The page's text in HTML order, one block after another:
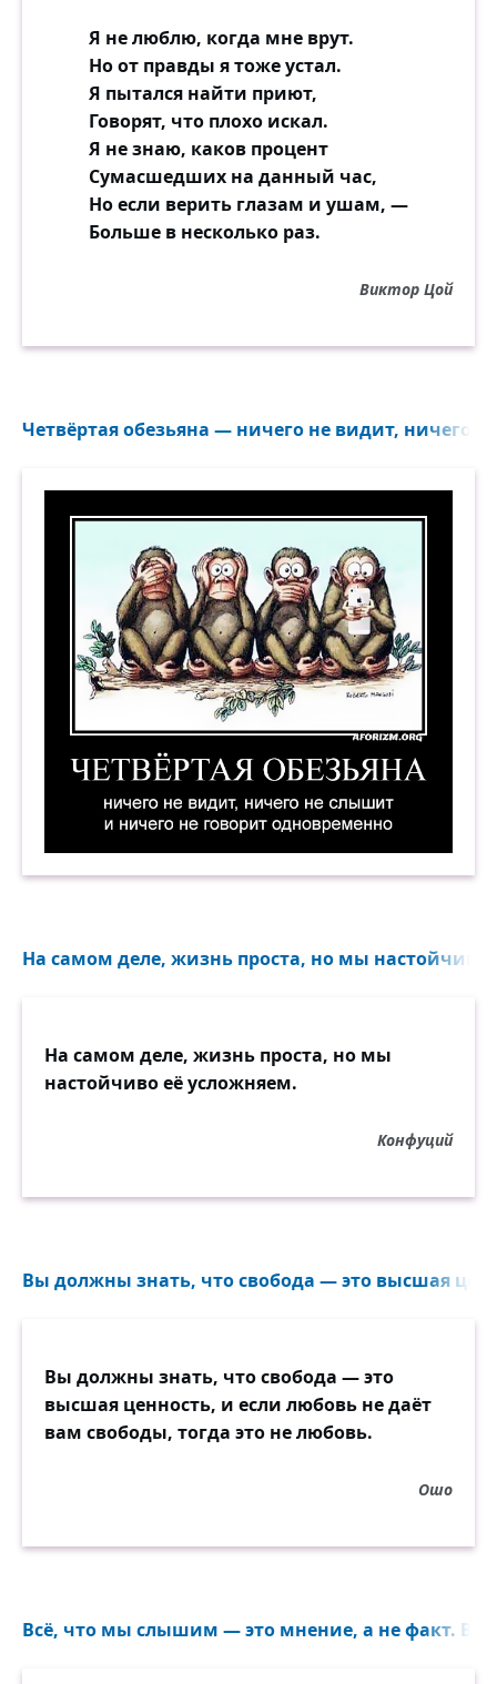
Я не люблю, когда мне врут.
Но от правды я тоже устал.
Я пытался найти приют,
Говорят, что плохо искал.
Я не знаю, каков процент
Сумасшедших на данный час,
Но если верить глазам и ушам, —
Больше в несколько раз.
Виктор Цой
Четвёртая обезьяна — ничего не видит, ничего
На самом деле, жизнь проста, но мы настойчиво
На самом деле, жизнь проста, но мы
настойчиво её усложняем.
Конфуций
Вы должны знать, что свобода — это высшая
Вы должны знать, что свобода — это
высшая ценность, и если любовь не даёт
вам свободы, тогда это не любовь.
Ошо
Всё, что мы слышим — это мнение, а не факт.